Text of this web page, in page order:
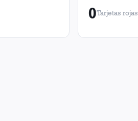
0Tarjetas rojas